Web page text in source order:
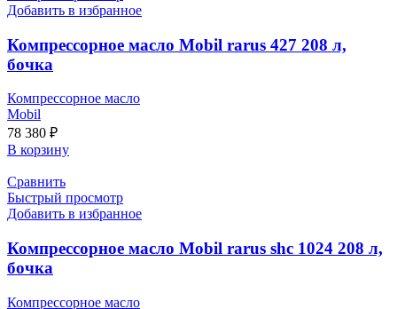
Добавить в избранное
Компрессорное масло Mobil rarus 427 208 л,
бочка
Компрессорное масло
Mobil
78 380 ₽
В корзину
Сравнить
Быстрый просмотр
Добавить в избранное
Компрессорное масло Mobil rarus shc 1024 208 л,
бочка
Компрессорное масло